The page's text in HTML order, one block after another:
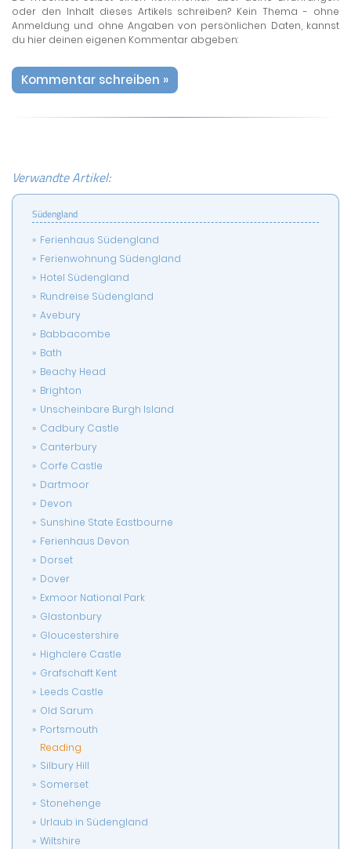
oder den Inhalt dieses Artikels schreiben? Kein Thema - ohne
Anmeldung und ohne Angaben von persönlichen Daten, kannst
du hier deinen eigenen Kommentar abgeben:
Kommentar schreiben »
Verwandte Artikel:
Südengland
Ferienhaus Südengland
Ferienwohnung Südengland
Hotel Südengland
Rundreise Südengland
Avebury
Babbacombe
Bath
Beachy Head
Brighton
Unscheinbare Burgh Island
Cadbury Castle
Canterbury
Corfe Castle
Dartmoor
Devon
Sunshine State Eastbourne
Ferienhaus Devon
Dorset
Dover
Exmoor National Park
Glastonbury
Gloucestershire
Highclere Castle
Grafschaft Kent
Leeds Castle
Old Sarum
Portsmouth
Reading
Silbury Hill
Somerset
Stonehenge
Urlaub in Südengland
Wiltshire